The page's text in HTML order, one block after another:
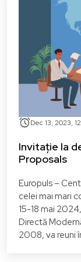
alarmDec 13, 2023,
Invitație la
Proposals
Europuls –
celei mai mari
15-18 mai
Directă
2008, va reuni